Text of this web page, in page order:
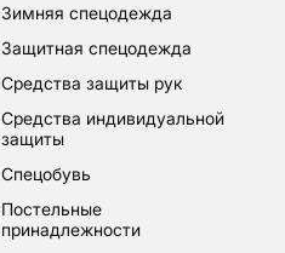
зимняя спецодежда
защитная спецодежда
средства защиты рук
средства индивидуальной
защиты
спецобувь
постельные
принадлежности